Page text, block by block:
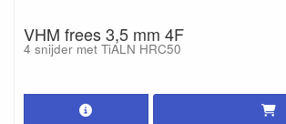
VHM frees 3,5 mm 4F
4 snijder met TiALN HRC50